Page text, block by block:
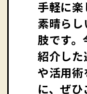
手軽に楽
素晴ら
肢です。
紹介した
や活用術
に、ぜ